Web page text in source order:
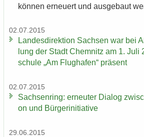
kön­nen er­neu­ert und aus­ge­baut
02.07.2015
Lan­des­di­rek­ti­on Sach­sen war bei
lung der Stadt Chem­nitz am 1.
schu­le „Am Flug­ha­fen“ prä­sent
02.07.2015
Sach­sen­ring: er­neu­ter Dia­log
on und Bür­ger­initia­ti­ve
29.06.2015